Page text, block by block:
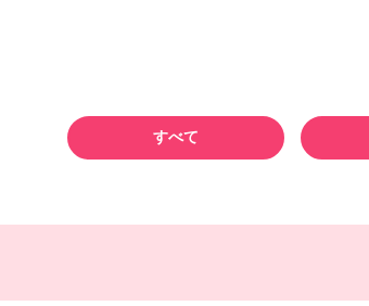
すべて